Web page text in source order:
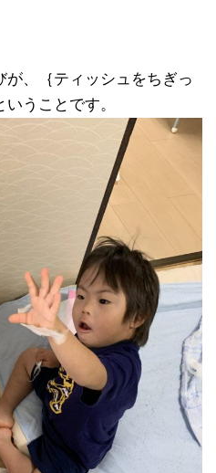
、｛ティッシュをちぎっ
うことです。